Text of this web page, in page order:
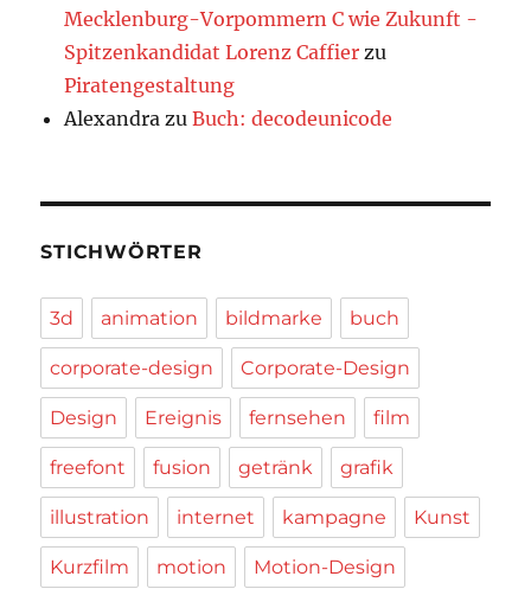
Mecklenburg-Vorpommern C wie Zukunft -
Spitzenkandidat Lorenz Caffier zu
Piratengestaltung
Alexandra zuBuch: decodeunicode
STICHWÖRTER
3d animation bildmarke buch
corporate-design Corporate-Design
Design Ereignis fernsehen film
freefont fusion getränk grafik
illustration internet kampagne Kunst
Kurzfilm motion Motion-Design